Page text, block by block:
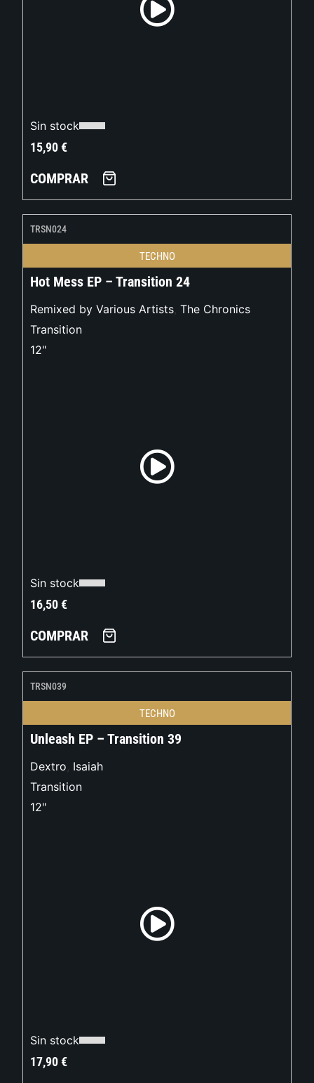
Sin stock
15,90€
COMPRAR
TRSN024
TECHNO
Hot Mess EP – Transition 24
Remixed by Various Artists, The Chronics
Transition
12"
Sin stock
16,50€
COMPRAR
TRSN039
TECHNO
Unleash EP – Transition 39
Dextro, Isaiah
Transition
12"
Sin stock
17,90€